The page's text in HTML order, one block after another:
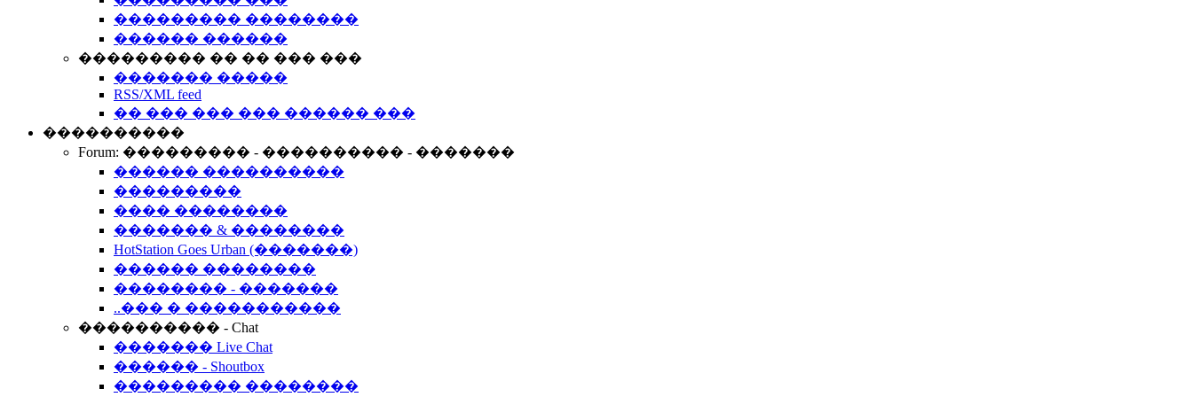
��������� ��������
������ ������
��������� �� �� ��� ���
������� �����
RSS/XML feed
�� ��� ��� ��� ������ ���
����������
Forum: ��������� - ���������� - �������
������ ����������
���������
���� ��������
������� & ��������
HotStation Goes Urban (�������)
������ ��������
�������� - �������
..��� � �����������
���������� - Chat
������� Live Chat
������ - Shoutbox
��������� ��������